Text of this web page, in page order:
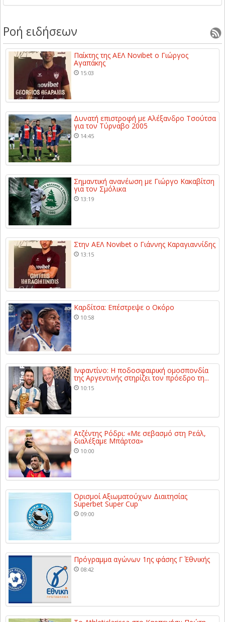
Ροή ειδήσεων
Παίκτης της ΑΕΛ Novibet ο Γιώργος
Αγαπάκης
15:03
Δυνατή επιστροφή με Αλέξανδρο Τσούτσα
για τον Τύρναβο 2005
14:45
Σημαντική ανανέωση με Γιώργο Κακαβίτση
για τον Σμόλικα
13:19
Στην ΑΕΛ Novibet ο Γιάννης Καραγιαννίδης
13:15
Καρδίτσα: Επέστρεψε ο Οκόρο
10:58
Ινφαντίνο: Η ποδοσφαιρική ομοσπονδία
της Αργεντινής στηρίζει τον πρόεδρο τη...
10:15
Ατζέντης Ρόδρι: «Με σεβασμό στη Ρεάλ,
διαλέξαμε Μπάρτσα»
10:00
Ορισμοί Αξιωματούχων Διαιτησίας
Superbet Super Cup
09:00
Πρόγραμμα αγώνων 1ης φάσης Γ΄ Εθνικής
08:42